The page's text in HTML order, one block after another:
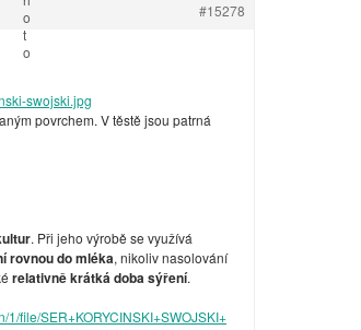
#15278
swojski.jpg
povrchem. V těstě jsou patrná
. Při jeho výrobě se využívá
rovnou do mléka, nikoliv nasolování
relativně krátká doba sýření.
file/SER+KORYCINSKI+SWOJSKI+